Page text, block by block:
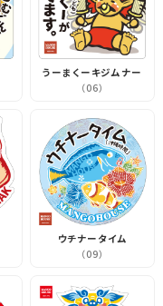
うーまくーキジムナー
（06）
ウチナータイム
（09）